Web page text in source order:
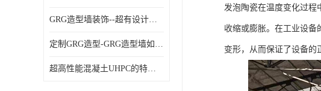
GRG造型墙装饰--超有设计感的网红打卡餐厅GRG造型墙面
定制GRG造型-GRG造型墙如何上颜色
超高性能混凝土UHPC的特点和UHPC技术要求
发泡陶瓷在温度变化过程
收缩或膨胀。在工业设备
变形，从而保证了设备的